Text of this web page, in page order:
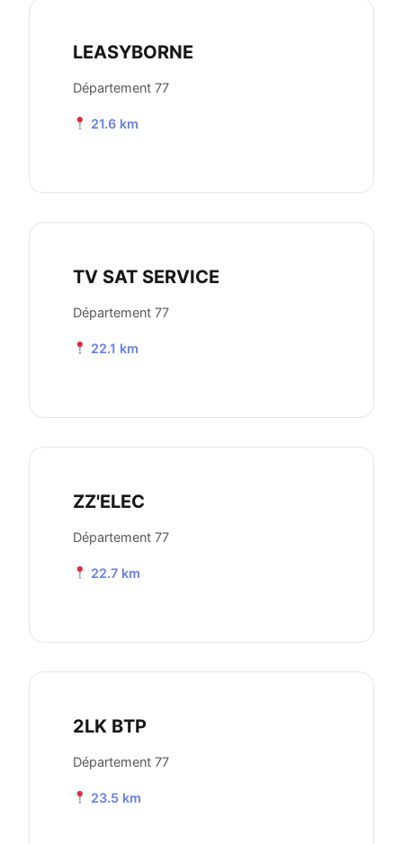
LEASYBORNE
Département 77
21.6 km
TV SAT SERVICE
Département 77
22.1 km
ZZ'ELEC
Département 77
22.7 km
2LK BTP
Département 77
23.5 km